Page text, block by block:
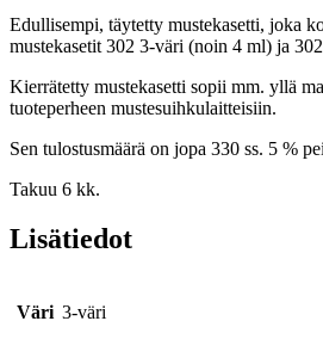
määrä
Edullisempi, täytetty mustekasetti, joka
mustekasetit 302 3-väri (noin 4 ml) ja
Kierrätetty mustekasetti sopii mm. yllä
tuoteperheen mustesuihkulaitteisiin.
Sen tulostusmäärä on jopa 330 ss. 5 %
Takuu 6 kk.
Lisätiedot
Väri 3-väri